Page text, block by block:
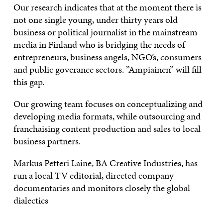
Our research indicates that at the moment there is
not one single young, under thirty years old
business or political journalist in the mainstream
media in Finland who is bridging the needs of
entrepreneurs, business angels, NGO’s, consumers
and public goverance sectors. ”Ampiainen” will fill
this gap.
Our growing team focuses on conceptualizing and
developing media formats, while outsourcing and
franchaising content production and sales to local
business partners.
Markus Petteri Laine, BA Creative Industries, has
run a local TV editorial, directed company
documentaries and monitors closely the global
dialectics